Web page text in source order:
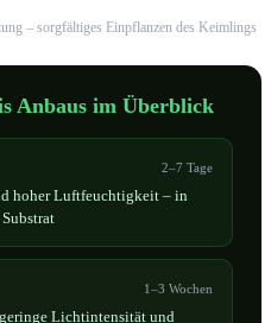
– sorgfältiges Einpflanzen des Keimlings
Anbaus im Überblick
2–7 Tage
hoher Luftfeuchtigkeit – in
1–3 Wochen
Lichtintensität und